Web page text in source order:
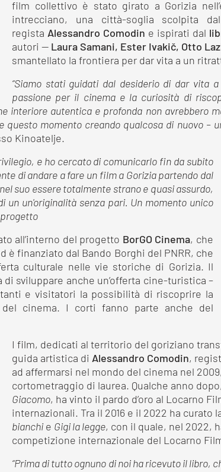
film collettivo è stato girato a Gorizia
intrecciano, una città-soglia scolpita
regista Alessandro Comodin e ispirati dal
autori — Laura Samani, Ester Ivakič, Otto
smantellato la frontiera per dar vita a un
“Siamo stati guidati dal desiderio di dar vita
passione per il cinema e la curiosità di
interiore autentica e profonda non avrebbero
momento creando qualcosa di nuovo –
Kinoatelje.
e ho cercato di comunicarlo fin da subito
di andare a fare un film a Gorizia partendo dal
suo essere totalmente strano e quasi assurdo,
un un'originalità senza pari. Un momento unico
all’interno del progetto BorGO Cinema, che
finanziato dal Bando Borghi del PNRR, che
culturale nelle vie storiche di Gorizia. Il
sviluppare anche un’offerta cine-turistica –
e visitatori la possibilità di riscoprire la
cinema. I corti fanno parte anche del
I film, dedicati al territorio del goriziano
guida artistica di Alessandro Comodin,
ad affermarsi nel mondo del cinema nel
cortometraggio di laurea. Qualche anno
Giacomo, ha vinto il pardo d’oro al Locarno
internazionali. Tra il 2016 e il 2022 ha curato
bianchi e Gigi la legge, con il quale, nel 2022,
competizione internazionale del Locarno
“Prima di tutto ognuno di noi ha ricevuto il libro,